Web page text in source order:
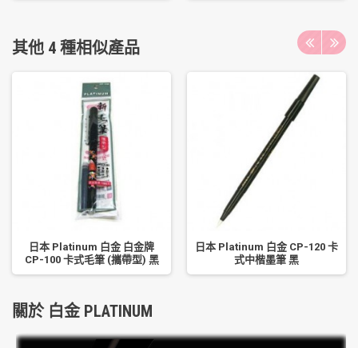
其他 4 種相似產品
日本 Platinum 白金 白金牌
CP-100 卡式毛筆 (攜帶型) 黑
日本 Platinum 白金 CP-120 卡
式中楷墨筆 黑
關於 白金 PLATINUM